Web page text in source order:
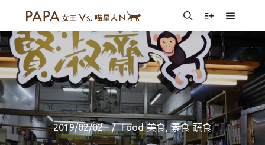
SearchMore info
Main
2019/02/02 Food 美食,素食 蔬食